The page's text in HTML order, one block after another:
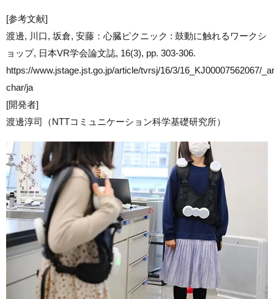
[参考文献]
渡邊, 川口, 坂倉, 安藤：心臓ピクニック : 鼓動に触れるワークシ
ョップ, 日本VR学会論文誌, 16(3), pp. 303-306.
https://www.jstage.jst.go.jp/article/tvrsj/16/3/16_KJ00007562067/
char/ja
[開発者]
渡邊淳司（NTTコミュニケーション科学基礎研究所）